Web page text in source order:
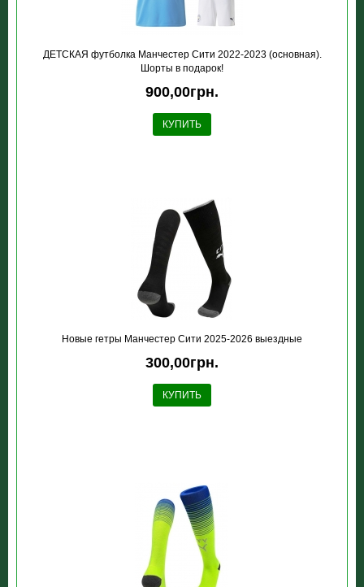
ДЕТСКАЯ футболка Манчестер Сити 2022-2023 (основная).
Шорты в подарок!
900,00грн.
КУПИТЬ
Новые гетры Манчестер Сити 2025-2026 выездные
300,00грн.
КУПИТЬ